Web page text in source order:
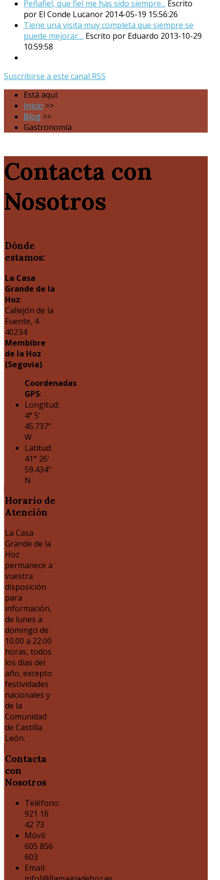
Peñafiel, que fiel me has sido siempre... Escrito
por El Conde Lucanor 2014-05-19 15:56:26
Tiene una visita muy completa que siempre se
puede mejorar… Escrito por Eduardo 2013-10-29
10:59:58
Suscribirse a este canal RSS
Está aquí:
Inicio >>
Blog >>
Gastronomía
Contacta con
Nosotros
Dónde
estamos:
La Casa
Grande de la
Hoz:
Callejón de la
Fuente, 4
40234
Membibre
de la Hoz
(Segovia)
Coordenadas
GPS:
Longitud:
4° 5'
45.737"
W
Latitud:
41° 26'
59.434"
N
Horario de
Atención
La Casa
Grande de la
Hoz
permanece a
vuestra
disposición
para
información,
de lunes a
domingo de
10.00 a 22.00
horas, todos
los días del
año, excepto
festividades
nacionales y
de la
Comunidad
de Castilla
León.
Contacta
con
Nosotros
Teléfono:
921 16
42 73
Móvil:
605 856
603
Email: